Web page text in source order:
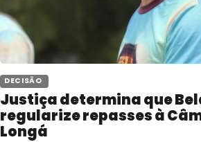
DECISÃO
Justiça determina que
regularize repasses à
Longá